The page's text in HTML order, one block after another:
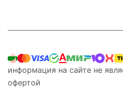
информация на сайте не
офертой